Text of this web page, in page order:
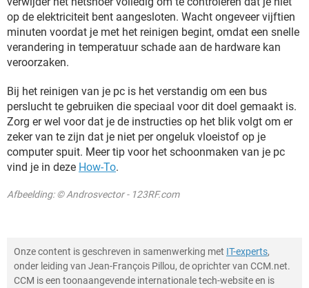
op de elektriciteit bent aangesloten. Wacht ongeveer vijftien
minuten voordat je met het reinigen begint, omdat een snelle
verandering in temperatuur schade aan de hardware kan
veroorzaken.
Bij het reinigen van je pc is het verstandig om een bus
perslucht te gebruiken die speciaal voor dit doel gemaakt is.
Zorg er wel voor dat je de instructies op het blik volgt om er
zeker van te zijn dat je niet per ongeluk vloeistof op je
computer spuit. Meer tip voor het schoonmaken van je pc
vind je in deze How-To.
Afbeelding: © Androsvector - 123RF.com
Onze content is geschreven in samenwerking met IT-experts,
onder leiding van Jean-François Pillou, de oprichter van CCM.net.
CCM is een toonaangevende internationale tech-website en is